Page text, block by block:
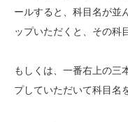
ールすると、科目名が並
ップいただくと、その科
もしくは、一番右上の三
プしていただいて科目名